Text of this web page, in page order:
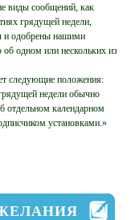
виды сообщений, как
грядущей недели,
и одобрены нашими
одном или нескольких из
следующие положения:
недели обычно
отдельном календарном
установками.»